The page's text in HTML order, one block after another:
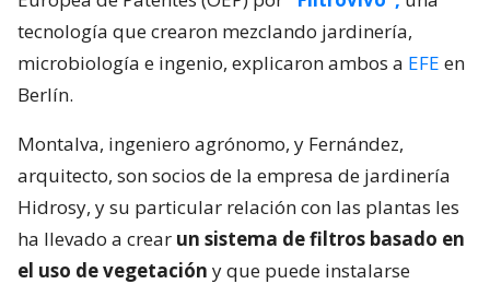
tecnología que crearon mezclando jardinería,
microbiología e ingenio, explicaron ambos a EFE en
Berlín.
Montalva, ingeniero agrónomo, y Fernández,
arquitecto, son socios de la empresa de jardinería
Hidrosy, y su particular relación con las plantas les
ha llevado a crear un sistema de filtros basado en
el uso de vegetación y que puede instalarse